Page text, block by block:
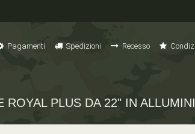
Pagamenti Spedizioni Recesso
ROYAL PLUS DA 22" IN